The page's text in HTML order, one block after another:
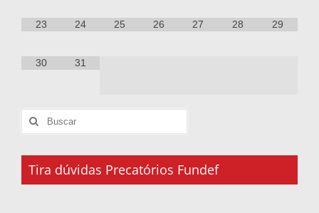
23 24 25 26 27 28 29
30 31
Tira dúvidas Precatórios Fundef